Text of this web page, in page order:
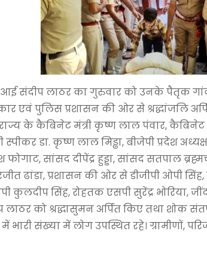
संदीप लाठर का गुरुवार को उनके पैतृक
एवं पुलिस प्रशासन की ओर से श्रद्धांजलि
के कैबिनेट मंत्री कृष्ण लाल पंवार, कैबिनेट
स्पीकर डा. कृष्ण लाल मिड्ढा, बीजेपी प्रदेश
सांसद दीपेंद्र हुड्डा, सांसद सतपाल
ढांडा, प्रशासन की ओर से डीजीपी ओपी
कुलदीप सिंह, रोहतक एसपी सुरेंद्र भोरिया,
को श्रद्धासुमन अर्पित किए तथा शोक
संख्या में लोग उपस्थित रहे। ग्रामीणों,